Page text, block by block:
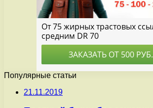
Популярные статьи
21.11.2019